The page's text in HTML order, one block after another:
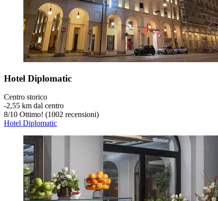
Hotel Diplomatic
Centro storico
‐2,55 km dal centro
8/10 Ottimo! (1002 recensioni)
Hotel Diplomatic